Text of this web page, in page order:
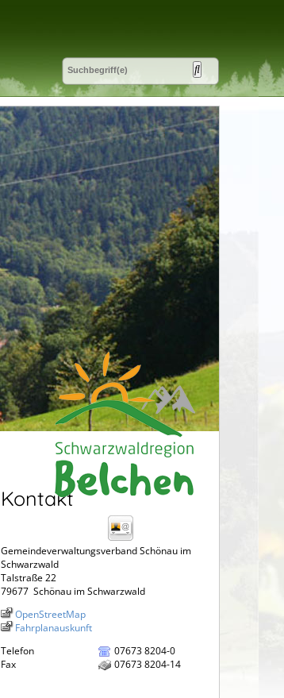
Kontakt
Gemeindeverwaltungsverband Schönau im
Schwarzwald
Talstraße 22
79677 Schönau im Schwarzwald
OpenStreetMap
Fahrplanauskunft
Telefon
07673 8204-0
Fax
07673 8204-14